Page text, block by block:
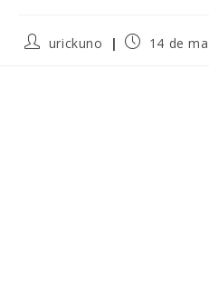
urickuno 14 de